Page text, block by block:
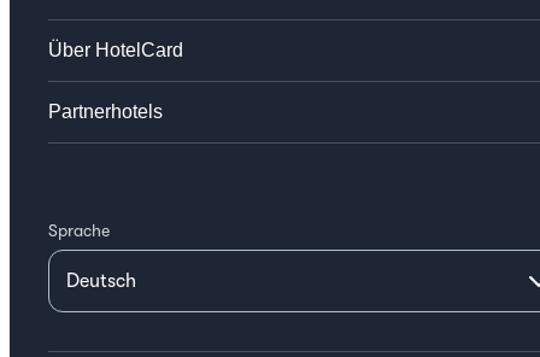
Über HotelCard
Partnerhotels
Sprache